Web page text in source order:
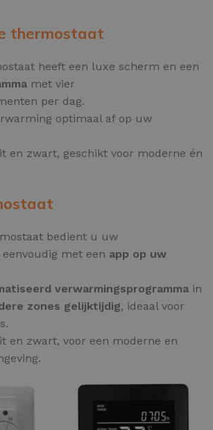
thermostaat
heeft een luxe scherm en een
met vier
per dag.
optimaal af op uw
en zwart, geschikt voor moderne én
bedient u uw
met een app op uw
verwarmingsprogramma in
zones gelijktijdig, ideaal voor
en zwart, voor een moderne en